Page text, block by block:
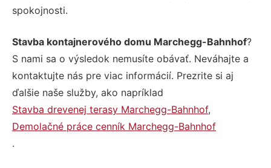
spokojnosti.
Stavba kontajnerového domu Marchegg-Bahnhof?
S nami sa o výsledok nemusíte obávať. Neváhajte a
kontaktujte nás pre viac informácií. Prezrite si aj
ďalšie naše služby, ako napríklad
Stavba drevenej terasy Marchegg-Bahnhof,
Demolačné práce cenník Marchegg-Bahnhof
.